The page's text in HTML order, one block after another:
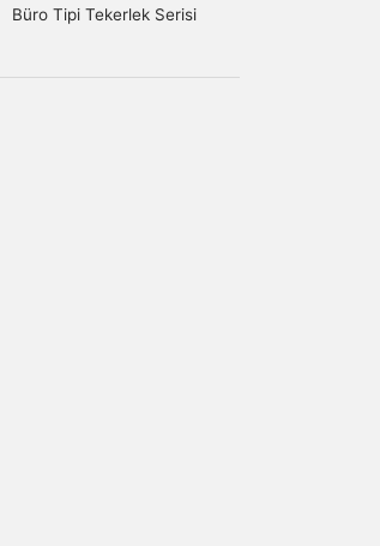
Büro Tipi Tekerlek Serisi